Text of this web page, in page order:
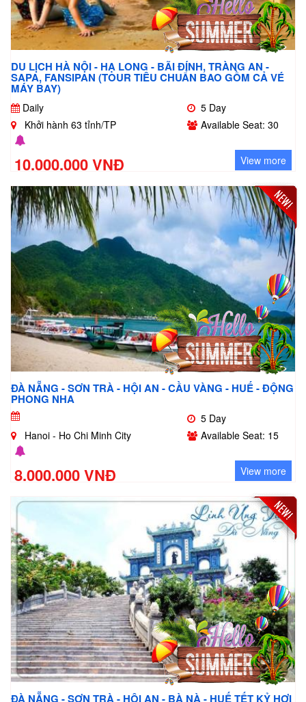
DU LỊCH HÀ NỘI - HẠ LONG - BÃI ĐÍNH, TRÀNG AN -
SAPA, FANSIPAN (TOUR TIÊU CHUẨN BAO GỒM CẢ VÉ
MÁY BAY)
Daily
5 Day
Khởi hành 63 tỉnh/TP
Available Seat: 30
10.000.000 VNĐ View more
ĐÀ NẴNG - SƠN TRÀ - HỘI AN - CẦU VÀNG - HUẾ - ĐỘNG
PHONG NHA
5 Day
Hanoi - Ho Chi Minh City
Available Seat: 15
8.000.000 VNĐ View more
ĐÀ NẴNG - SƠN TRÀ - HỘI AN - BÀ NÀ - HUẾ TẾT KỶ HỢI